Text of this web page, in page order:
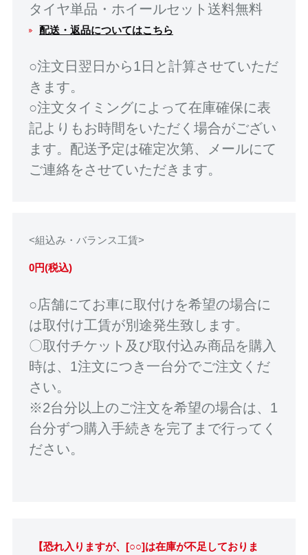
タイヤ単品・ホイールセット送料無料
配送・返品についてはこちら
○注文日翌日から1日と計算させていただ
きます。
○注文タイミングによって在庫確保に表
記よりもお時間をいただく場合がござい
ます。配送予定は確定次第、メールにて
ご連絡をさせていただきます。
<組込み・バランス工賃>
0円(税込)
○店舗にてお車に取付けを希望の場合に
は取付け工賃が別途発生致します。
〇取付チケット及び取付込み商品を購入
時は、1注文につき一台分でご注文くだ
さい。
※2台分以上のご注文を希望の場合は、1
台分ずつ購入手続きを完了まで行ってく
ださい。
【恐れ入りますが、[○○]は在庫が不足しておりま